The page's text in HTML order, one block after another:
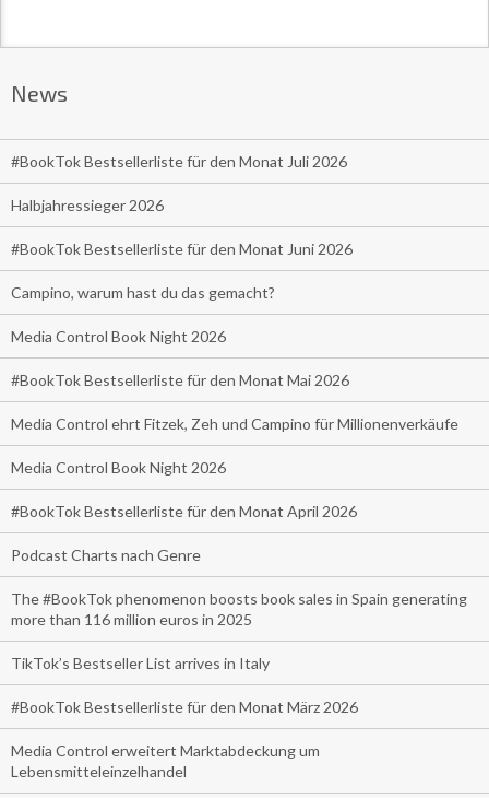
News
#BookTok Bestsellerliste für den Monat Juli 2026
Halbjahressieger 2026
#BookTok Bestsellerliste für den Monat Juni 2026
Campino, warum hast du das gemacht?
Media Control Book Night 2026
#BookTok Bestsellerliste für den Monat Mai 2026
Media Control ehrt Fitzek, Zeh und Campino für Millionenverkäufe
Media Control Book Night 2026
#BookTok Bestsellerliste für den Monat April 2026
Podcast Charts nach Genre
The #BookTok phenomenon boosts book sales in Spain generating
more than 116 million euros in 2025
TikTok’s Bestseller List arrives in Italy
#BookTok Bestsellerliste für den Monat März 2026
Media Control erweitert Marktabdeckung um
Lebensmitteleinzelhandel